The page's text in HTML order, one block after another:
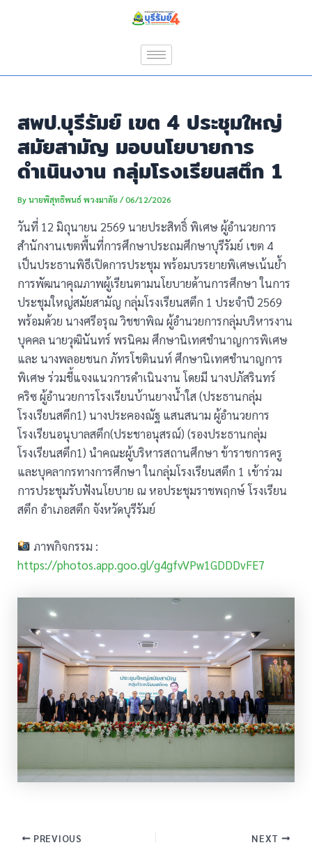
สพป.บุรีรัมย์ เขต 4 ประชุมใหญ่
สมัยสามัญ มอบนโยบายการ
ดำเนินงาน กลุ่มโรงเรียนสตึก 1
Byนายพิสุทธิพนธ์ พวงมาลัย/06/12/2026
วันที่ 12 มิถุนายน 2569 นายประสิทธิ์ พิเศษ ผู้อำนวยการ
สำนักงานเขตพื้นที่การศึกษาประถมศึกษาบุรีรัมย์ เขต 4
เป็นประธานพิธีเปิดการประชุม พร้อมบรรยายพิเศษเน้นย้ำ
การพัฒนาคุณภาพผู้เรียนตามนโยบายด้านการศึกษา ในการ
ประชุมใหญ่สมัยสามัญ กลุ่มโรงเรียนสตึก 1 ประจำปี 2569
พร้อมด้วย นางศรีอรุณ วิชชาพิณ ผู้อำนวยการกลุ่มบริหารงาน
บุคคล นายวุฒินันทร์ พรนิคม ศึกษานิเทศชำนาญการพิเศษ
และ นางพลอยชนก ภัทรโชตินนท์ ศึกษานิเทศชำนาญการ
พิเศษ ร่วมชี้แจงแนวการดำเนินงาน โดยมี นางปภัสรินทร์
คริซ ผู้อำนวยการโรงเรียนบ้านยางน้ำใส (ประธานกลุ่ม
โรงเรียนสตึก1) นางประคองณัฐ แสนสนาม ผู้อำนวยการ
โรงเรียนอนุบาลสตึก(ประชาอนุสรณ์) (รองประธานกลุ่ม
โรงเรียนสตึก1) นำคณะผู้บริหารสถานศึกษา ข้าราชการครู
และบุคลากรทางการศึกษา ในกลุ่มโรงเรียนสตึก 1 เข้าร่วม
การประชุมรับฟังนโยบาย ณ หอประชุมราชพฤกษ์ โรงเรียน
สตึก อำเภอสตึก จังหวัดบุรีรัมย์
ภาพกิจกรรม :
https://photos.app.goo.gl/g4gfvVPw1GDDDvFE7
PREVIOUS NEXT